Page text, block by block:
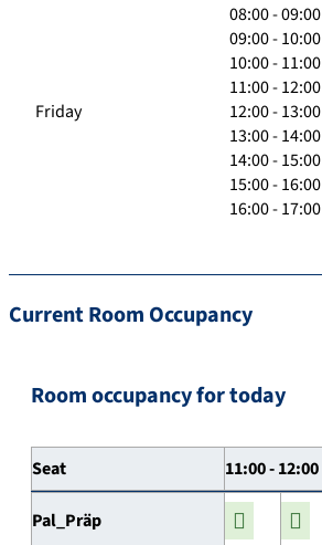
Friday
08:00 - 09:00
09:00 - 10:00
10:00 - 11:00
11:00 - 12:00
12:00 - 13:00
13:00 - 14:00
14:00 - 15:00
15:00 - 16:00
16:00 - 17:00
Current Room Occupancy
Room occupancy for today
Seat 11:00 - 12:00
Pal_Präp